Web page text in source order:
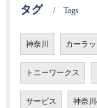
タグ Tags
神奈川 カーラ
トニーワークス
サービス 神奈